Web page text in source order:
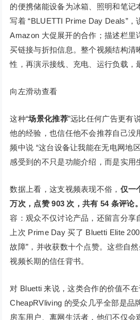
的便携储能设备为冰箱、照明和笔记
写着 “BLUETTI Prime Day Deals”，
Amazon 大促展开的合作；描述栏里
买链接与折扣信息。整个视频结构清
性，再演示接线、充电、运行负载，
向左滑动查看
这种“场景化推荐”远比任何广告更有
他的经验，也信任他不会推荐自己没
频中说 “这台设备让我能在无电网地
感受到的不只是功能介绍，而是实用
数据上看，这支视频表现不俗， 仅一
万次，点赞 903 次，共有 54 条评论
容：观众不仅讨论产品，还留言分享
上次 Prime Day 买了 Bluetti Elite
故障”，并收获数十个点赞。这些自
视频长期的信任背书。
对 Bluetti 来说，这类合作的价值不在
CheapRVliving 的受众几乎全部是品
房车用户、离网生活者，他们不仅会